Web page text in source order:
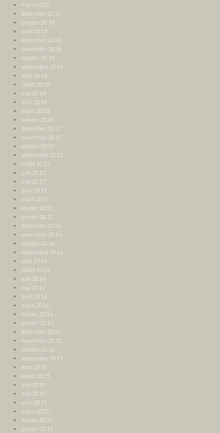
mars 2020
décembre 2019
octobre 2019
avril 2019
décembre 2018
novembre 2018
octobre 2018
septembre 2018
août 2018
juillet 2018
mai 2018
avril 2018
mars 2018
janvier 2018
décembre 2017
novembre 2017
octobre 2017
septembre 2017
juillet 2017
juin 2017
mai 2017
avril 2017
mars 2017
février 2017
janvier 2017
décembre 2016
novembre 2016
octobre 2016
septembre 2016
août 2016
juillet 2016
juin 2016
mai 2016
avril 2016
mars 2016
février 2016
janvier 2016
décembre 2015
novembre 2015
octobre 2015
septembre 2015
août 2015
juillet 2015
juin 2015
mai 2015
avril 2015
mars 2015
février 2015
janvier 2015